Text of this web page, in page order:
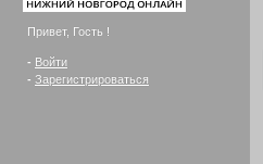
Привет, Гость !
- Войти
- Зарегистрироваться